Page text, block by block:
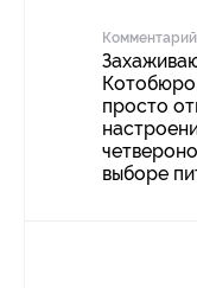
Комментарий
просто
выборе